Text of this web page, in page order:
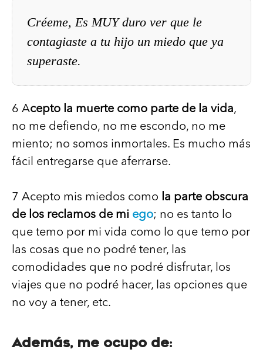
Créeme, Es MUY duro ver que le
contagiaste a tu hijo un miedo que ya
superaste.
6 Acepto la muerte como parte de la vida,
no me defiendo, no me escondo, no me
miento; no somos inmortales. Es mucho más
fácil entregarse que aferrarse.
7 Acepto mis miedos como la parte obscura
de los reclamos de mi ego; no es tanto lo
que temo por mi vida como lo que temo por
las cosas que no podré tener, las
comodidades que no podré disfrutar, los
viajes que no podré hacer, las opciones que
no voy a tener, etc.
Además, me ocupo de: